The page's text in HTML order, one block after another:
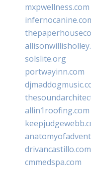
mxpwellness.com
solslite.org
portwayinn.com
allin1roofing.com
drivancastillo.com
cmmedspa.com